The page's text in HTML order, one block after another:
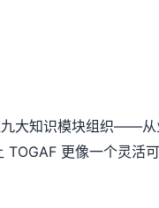
九大知识模块组织——从
更像一个灵活